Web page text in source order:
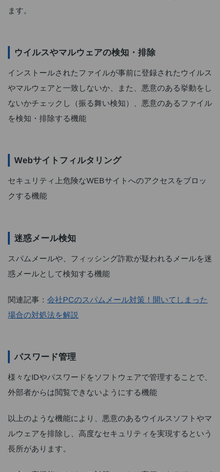
ます。
ウイルスやマルウェアの検知・排除
インストールされたファイルが事前に登録されたウイルス
やマルウェアと一致しないか、また、悪意のある挙動をし
ないかチェックし（振る舞い検知）、悪意のあるファイル
を検知・排除する機能
Webサイトフィルタリング
セキュリティ上危険なWEBサイトへのアクセスをブロッ
クする機能
迷惑メール検知
スパムメールや、フィッシング詐欺が疑われるメールを迷
惑メールとして検知する機能
関連記事：会社PCのスパムメール対策！開いてしまった
場合の対処法を解説
パスワード管理
様々なIDやパスワードをソフトウェアで管理することで、
外部者からは閲覧できないようにする機能
以上のような機能により、悪意のあるウイルスソフトやマ
ルウェアを排除し、高度なセキュリティを実現するという
長所があります。